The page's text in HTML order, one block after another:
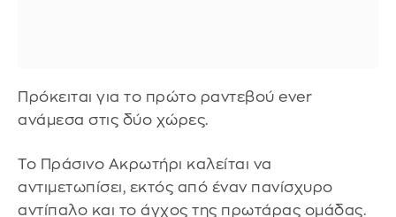
Πρόκειται για το πρώτο ραντεβού ever
ανάμεσα στις δύο χώρες.
Το Πράσινο Ακρωτήρι καλείται να
αντιμετωπίσει, εκτός από έναν πανίσχυρο
αντίπαλο και το άγχος της πρωτάρας ομάδας.